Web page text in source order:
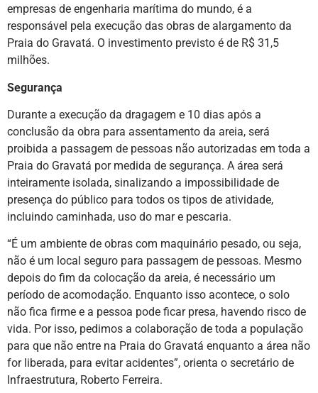
empresas de engenharia marítima do mundo, é a
responsável pela execução das obras de alargamento da
Praia do Gravatá. O investimento previsto é de R$ 31,5
milhões.
Segurança
Durante a execução da dragagem e 10 dias após a
conclusão da obra para assentamento da areia, será
proibida a passagem de pessoas não autorizadas em toda a
Praia do Gravatá por medida de segurança. A área será
inteiramente isolada, sinalizando a impossibilidade de
presença do público para todos os tipos de atividade,
incluindo caminhada, uso do mar e pescaria.
“É um ambiente de obras com maquinário pesado, ou seja,
não é um local seguro para passagem de pessoas. Mesmo
depois do fim da colocação da areia, é necessário um
período de acomodação. Enquanto isso acontece, o solo
não fica firme e a pessoa pode ficar presa, havendo risco de
vida. Por isso, pedimos a colaboração de toda a população
para que não entre na Praia do Gravatá enquanto a área não
for liberada, para evitar acidentes”, orienta o secretário de
Infraestrutura, Roberto Ferreira.